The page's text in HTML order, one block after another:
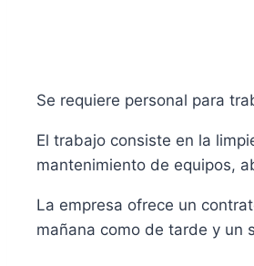
Se requiere personal para
El trabajo consiste en la
mantenimiento de equipos,
La empresa ofrece un
mañana como de tarde y un